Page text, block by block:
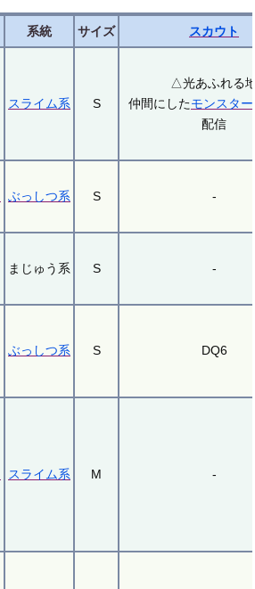
系統 サイズ スカウト
スライム系 S
△光あふれる
仲間にしたモンスター
配信
ぶっしつ系 S -
まじゅう系 S -
ぶっしつ系 S DQ6
スライム系 M -